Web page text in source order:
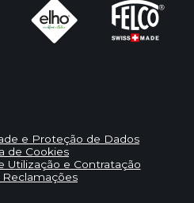
e Proteção de Dados
de Cookies
Utilização e Contratação
Reclamações